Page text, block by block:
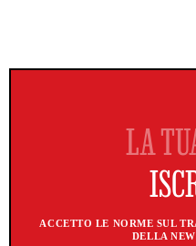
ACCETTO LE NORME SUL
DELLA